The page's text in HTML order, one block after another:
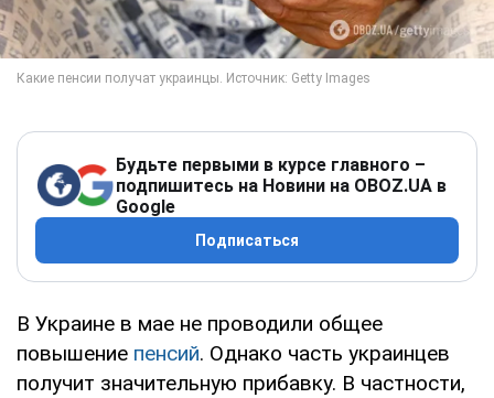
Будьте первыми в курсе главного –
подпишитесь на Новини на OBOZ.UA в
Google
Подписаться
В Украине в мае не проводили общее
повышение пенсий. Однако часть украинцев
получит значительную прибавку. В частности,